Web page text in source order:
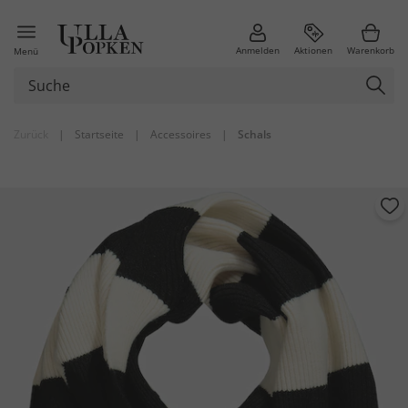
Menü Anmelden Aktionen Warenkorb
| Startseite | Accessoires | Schals